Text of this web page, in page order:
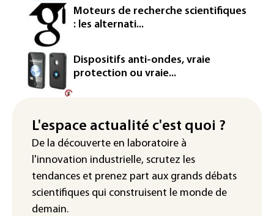
le retrait d'une vidéo de Modi
La défense, voie de diversification pour
un secteur automobile à la peine
France : prison avec sursis et
"bannissement numérique" pour deux
streamers jugés pour des violences et
IA : Mythos 5 d'Anthropic crée de
fausses identités lors d'un test au
Royaume-Uni
Moteurs de recherche scientifiques
: les alternati...
Dispositifs anti-ondes, vraie
protection ou vraie...
L'espace actualité c'est quoi ?
De la découverte en laboratoire à
l'innovation industrielle, scrutez les
tendances et prenez part aux grands débats
scientifiques qui construisent le monde de
demain.